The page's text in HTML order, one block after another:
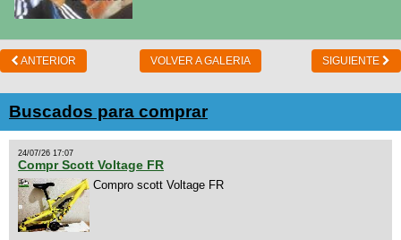
ANTERIOR VOLVER A GALERIA SIGUIENTE
Buscados para comprar
24/07/26 17:07
Compr Scott Voltage FR
Compro scott Voltage FR